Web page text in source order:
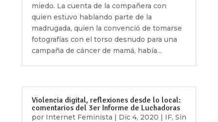
miedo. La cuenta de la compañera con
quien estuvo hablando parte de la
madrugada, quien la convenció de tomarse
fotografías con el torso desnudo para una
campaña de cáncer de mamá, había...
Violencia digital, reflexiones desde lo local:
comentarios del 3er Informe de Luchadoras
por Internet Feminista | Dic 4, 2020 | IF, Sin